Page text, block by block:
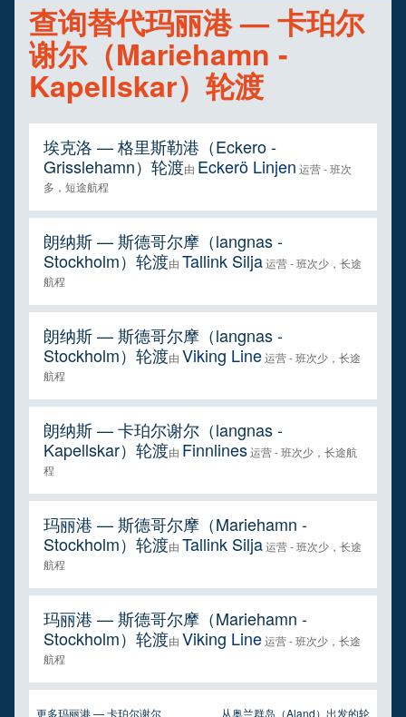
查询替代玛丽港 — 卡珀尔
谢尔（Mariehamn -
Kapellskar）轮渡
埃克洛 — 格里斯勒港（Eckero -
Grisslehamn）轮渡由 Eckerö Linjen 运营 - 班次
多，短途航程
朗纳斯 — 斯德哥尔摩（langnas -
Stockholm）轮渡由 Tallink Silja运营 - 班次少，长途
航程
朗纳斯 — 斯德哥尔摩（langnas -
Stockholm）轮渡由 Viking Line运营 - 班次少，长途
航程
朗纳斯 — 卡珀尔谢尔（langnas -
Kapellskar）轮渡由 Finnlines运营 - 班次少，长途航
程
玛丽港 — 斯德哥尔摩（Mariehamn -
Stockholm）轮渡由 Tallink Silja运营 - 班次少，长途
航程
玛丽港 — 斯德哥尔摩（Mariehamn -
Stockholm）轮渡由 Viking Line运营 - 班次少，长途
航程
更多玛丽港 — 卡珀尔谢尔 从奥兰群岛（Aland）出发的轮